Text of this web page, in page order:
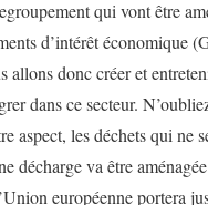
qui vont être
d’intérêt économique
donc créer et
dans ce secteur.
aspect, les déchets qui ne
décharge va être
européenne portera